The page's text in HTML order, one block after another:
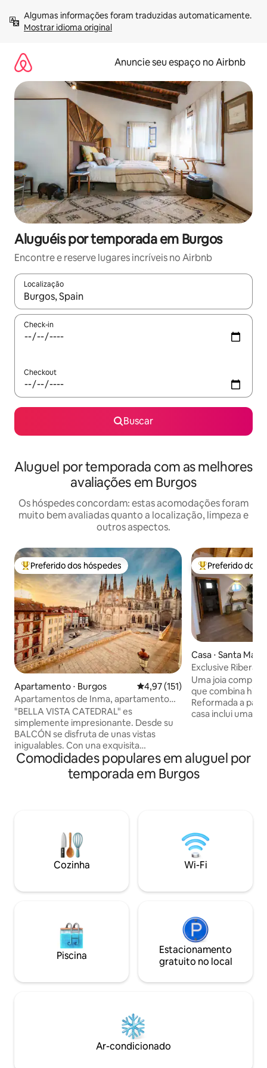
para
Mostrar idioma original
Anuncie seu espaço no Airbnb
Aluguéis por temporada em Burgos
Encontre e reserve lugares incríveis no Airbnb
Localização
Quando os resultados estiverem disponíveis, explore-os
Check-in
Checkout
Buscar
Aluguel por temporada com as melhores
avaliações em Burgos
Os hóspedes concordam: estas acomodações foram
muito bem avaliadas quanto a localização, limpeza e
outros aspectos.
Entre os melhores preferidos dos hóspedes
Preferido dos hóspedes
Apartamento ⋅ Burgos 4,97 de uma avaliação média de
4,97 (151)
Apartamentos de Inma, apartamento
espetacular
"BELLA VISTA CATEDRAL" es
simplemente impresionante. Desde su
BALCÓN se disfruta de unas vistas
inigualables. Con una exquisita
decoración conjuga comodidad y diseño
en una vivienda de LUJO, A ESTRENAR.
La catedral, gracias a un gran espejo,
smart tv y gran armario con espejo. Con
una exquisita decoración conjuga
perfectamente la armonía de espacios
con la comodidad y el diseño. Se respira
de madera blancas, es el alojamiento
diferenciador, la catedral con todo su
esplendor invade de forma mágica el
salón gracias a su gran espejo colocado
en un sitio estratégico del salón.
espacio único de confort, está equipado
altísima calidad. El armario vestidor de
espejo ha sido diseñado a medida y
cuenta con todos los elementos
necesarios en su interior. Se puede
Entre os
Preferido dos
Casa ⋅ Santa
dillo
Exclusive Ribera
Netflix e Wifi
Uma joia
que combina
Reformada a
casa inclui uma
todas as
séries e filmes
enquanto
Comodidades populares em aluguel por
temporada em Burgos
Cozinha Wi-Fi
Piscina
Estacionamento
gratuito no local
Ar-condicionado